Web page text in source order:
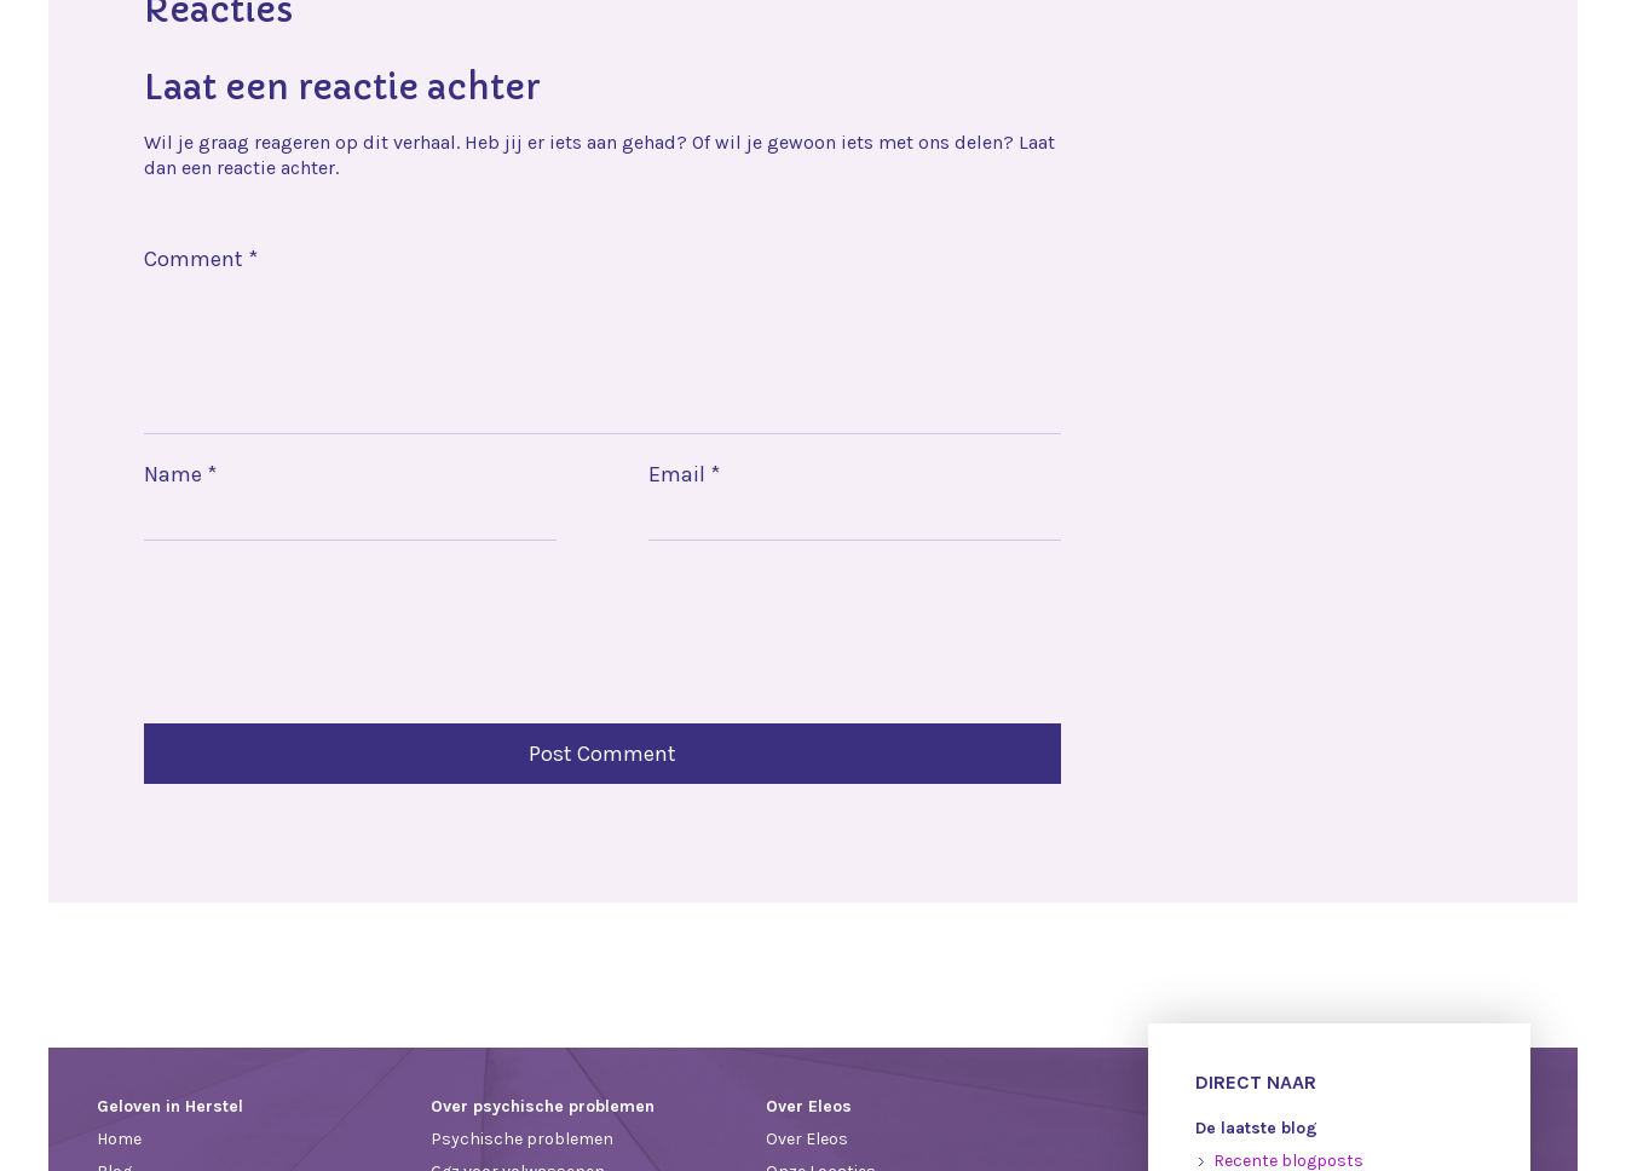
Reacties
Laat een reactie achter
Wil je graag reageren op dit verhaal. Heb jij er iets aan gehad? Of wil je gewoon iets met ons delen? Laat
dan een reactie achter.
Comment *
Name * Email *
DIRECT NAAR
De laatste blog
Recente blogposts
Geloven in Herstel
Home
Over psychische problemen
Psychische problemen
Over Eleos
Over Eleos